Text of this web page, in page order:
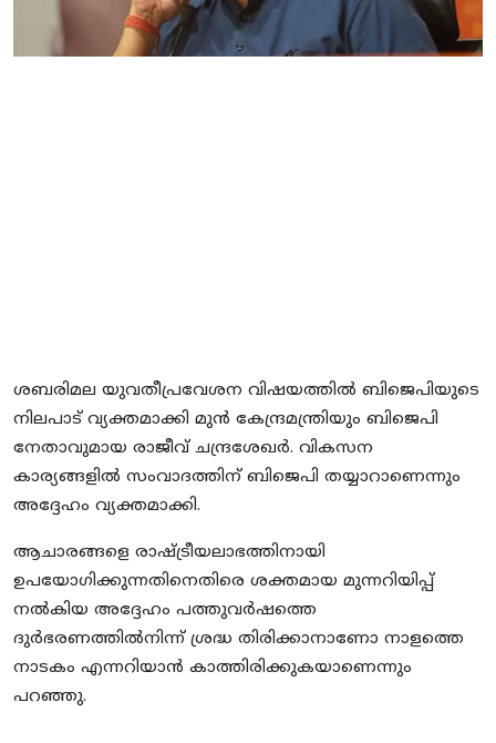
Local News
ശബരിമല യുവതീപ്രവേശന വിഷയത്തിൽ ബിജെപിയുടെ
നിലപാട് വ്യക്തമാക്കി മുൻ കേന്ദ്രമന്ത്രിയും ബിജെപി
നേതാവുമായ രാജീവ് ചന്ദ്രശേഖർ. വികസന
കാര്യങ്ങളിൽ സംവാദത്തിന് ബിജെപി തയ്യാറാണെന്നും
അദ്ദേഹം വ്യക്തമാക്കി.
ആചാരങ്ങളെ രാഷ്ട്രീയലാഭത്തിനായി
ഉപയോഗിക്കുന്നതിനെതിരെ ശക്തമായ മുന്നറിയിപ്പ്
നൽകിയ അദ്ദേഹം പത്തുവർഷത്തെ
ദുർഭരണത്തിൽനിന്ന് ശ്രദ്ധ തിരിക്കാനാണോ നാളത്തെ
നാടകം എന്നറിയാൻ കാത്തിരിക്കുകയാണെന്നും
പറഞ്ഞു.